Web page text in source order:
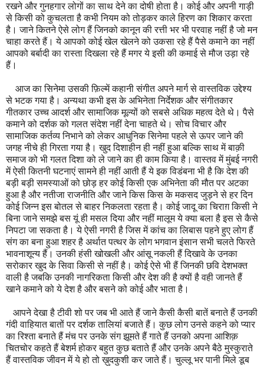
रखने और गुनहगार लोगों का साथ देने का दोषी होता है। कोई और अपनी गाड़ी
से किसी को कुचलता है कभी नियम को तोड़कर काले हिरण का शिकार करता
है। जाने कितने ऐसे लोग हैं जिनको कानून की रत्ती भर भी परवाह नहीं है जो मन
चाहा करते हैं। ये आपको कोई खेल खेलने को उकसा रहे हैं पैसे कमाने का नहीं
आपको बर्बादी का रास्ता दिखला रहे हैं मगर ये इसी की कमाई से मौज उड़ा रहे
हैं।
आज का सिनेमा उसकी फ़िल्में कहानी संगीत अपने मार्ग से वास्तविक उद्देश्य
से भटक गया है। अन्यथा कभी इस के अभिनेता निर्देशक और संगीतकार
गीतकार उच्च आदर्श और सामाजिक मूल्यों को सबसे अधिक महत्व देते थे। पैसे
कमाने को दर्शक को गलत संदेश नहीं देना चाहते थे। सोच विचार और
सामाजिक कर्तव्य निभाने को लेकर आधुनिक सिनेमा पहले से ऊपर जाने की
जगह नीचे ही गिरता गया है। खुद दिशाहीन ही नहीं हुआ बल्कि साथ में बाक़ी
समाज को भी गलत दिशा को ले जाने का ही काम किया है। वास्तव में मुंबई नगरी
में ऐसी कितनी घटनाएं सामने ही नहीं आती हैं ये इक विडंबना भी है कि देश की
बड़ी बड़ी समस्याओं को छोड़ हर कोई किसी एक अभिनेता की मौत पर अटका
हुआ है और नतीजा राजनीति और जाने किस किस के मकसद जुड़ने से हर दिन
कोई जिन्न इस बोतल से बाहर निकलता रहता है। कोई जादू का चिराग़ किसी ने
बिना जाने समझे बस यूं ही मसल दिया और नहीं मालूम ये क्या बला है इस से कैसे
निपटा जा सकता है। ये ऐसी नगरी है जिस में कांच का लिबास पहने हुए लोग हैं
संग का बना हुआ शहर है अर्थात पत्थर के लोग भगवान इंसान सभी चलते फिरते
भावनाशून्य हैं। उनकी हंसी खोखली और आंसू नकली हैं दिखावे के उनका
सरोकार खुद के सिवा किसी से नहीं है। कोई ऐसे भी हैं जिनकी छवि देशभक्त
वाली है जबकि उनकी नागरिकता किसी और देश की है क्यों है वही जानते हैं
खाने कमाने को ये देश है और बसने को कोई और भाता है।
आपने देखा है टीवी शो पर जब भी आते हैं जाने कैसी कैसी बातें बनाते हैं उनकी
गंदी वाहियात बातों पर दर्शक तालियां बजाते हैं। कुछ लोग उनसे कहने को प्यार
का रिश्ता बनाते हैं मंच पर उनके संग झूमते हैं गाते हैं उनको अपना आशिक़
चितचोर कहते हैं बेशर्म होकर बहुत कुछ बताते हैं और उनके अपने बैठे मुस्कुराते
हैं वास्तविक जीवन में ये हो तो ख़ुदकुशी कर जाते हैं। चुल्लू भर पानी मिले डूब